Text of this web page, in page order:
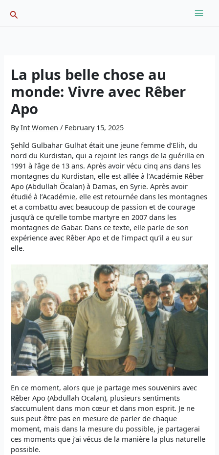
Search
La plus belle chose au
monde: Vivre avec Rêber
Apo
ByInt Women/ February 15, 2025
Şehîd Gulbahar Gulhat était une jeune femme d’Elih, du
nord du Kurdistan, qui a rejoint les rangs de la guérilla en
1991 à l’âge de 13 ans. Après avoir vécu cinq ans dans les
montagnes du Kurdistan, elle est allée à l’Académie Rêber
Apo (Abdullah Öcalan) à Damas, en Syrie. Après avoir
étudié à l’Académie, elle est retournée dans les montagnes
et a combattu avec beaucoup de passion et de courage
jusqu’à ce qu’elle tombe martyre en 2007 dans les
montagnes de Gabar. Dans ce texte, elle parle de son
expérience avec Rêber Apo et de l’impact qu’il a eu sur
elle.
En ce moment, alors que je partage mes souvenirs avec
Rêber Apo (Abdullah Öcalan), plusieurs sentiments
s’accumulent dans mon cœur et dans mon esprit. Je ne
suis peut-être pas en mesure de parler de chaque
moment, mais dans la mesure du possible, je partagerai
ces moments que j’ai vécus de la manière la plus naturelle
possible.